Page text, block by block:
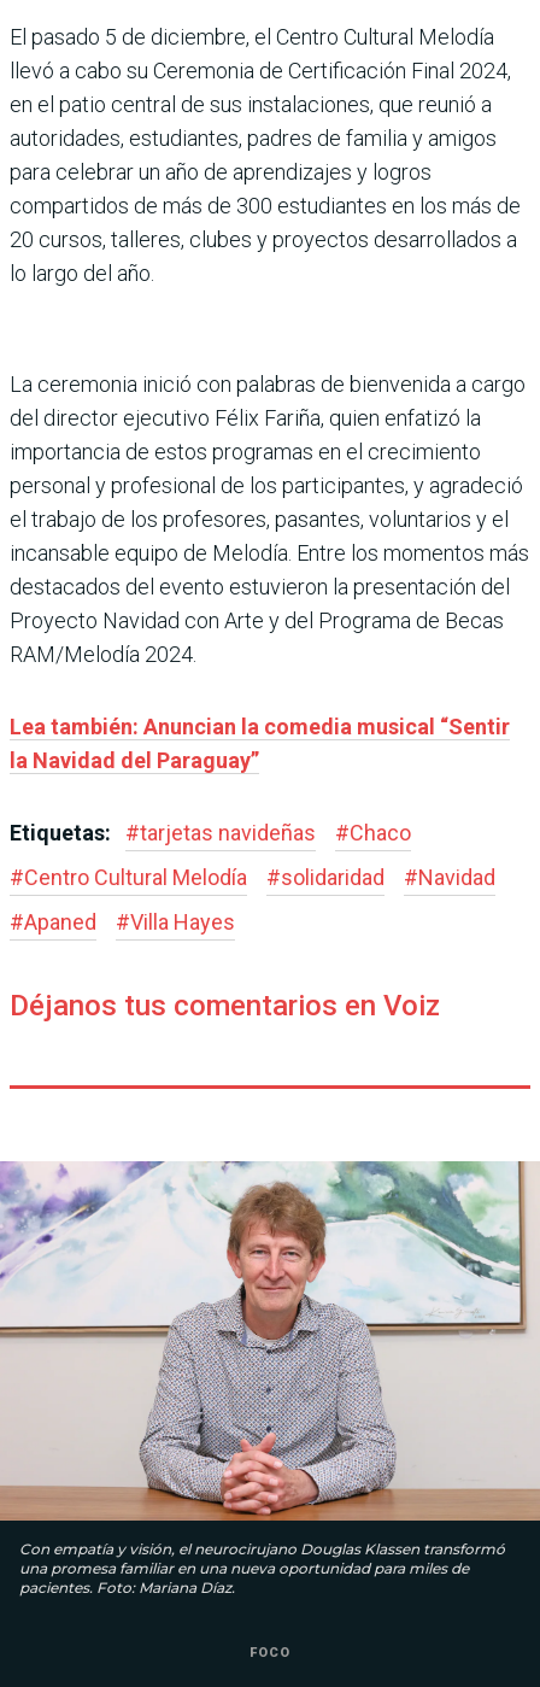
El pasado 5 de diciembre, el Centro Cultural Melodía
llevó a cabo su Ceremonia de Certificación Final 2024,
en el patio central de sus instalaciones, que reunió a
autoridades, estudiantes, padres de familia y amigos
para celebrar un año de aprendizajes y logros
compartidos de más de 300 estudiantes en los más de
20 cursos, talleres, clubes y proyectos desarrollados a
lo largo del año.
La ceremonia inició con palabras de bienvenida a cargo
del director ejecutivo Félix Fariña, quien enfatizó la
importancia de estos programas en el crecimiento
personal y profesional de los participantes, y agradeció
el trabajo de los profesores, pasantes, voluntarios y el
incansable equipo de Melodía. Entre los momentos más
destacados del evento estuvieron la presentación del
Proyecto Navidad con Arte y del Programa de Becas
RAM/Melodía 2024.
Lea también: Anuncian la comedia musical “Sentir
la Navidad del Paraguay”
Etiquetas: #tarjetas navideñas #Chaco
#Centro Cultural Melodía #solidaridad #Navidad
#Apaned #Villa Hayes
Déjanos tus comentarios en Voiz
Con empatía y visión, el neurocirujano Douglas Klassen transformó
una promesa familiar en una nueva oportunidad para miles de
pacientes. Foto: Mariana Díaz.
FOCO